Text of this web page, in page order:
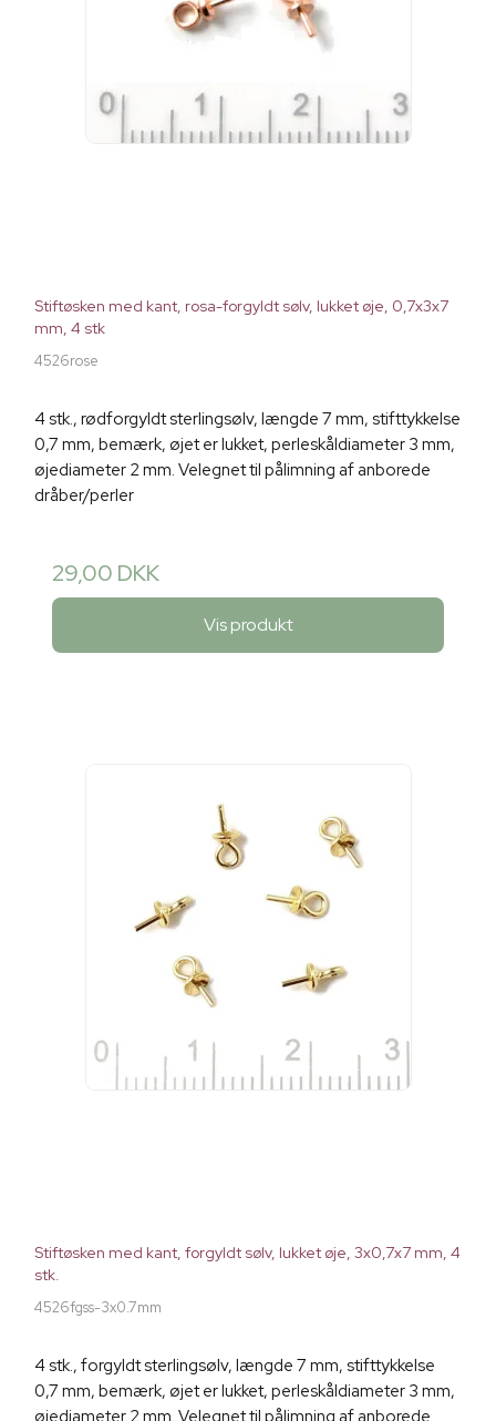
Stiftøsken med kant, rosa-forgyldt sølv, lukket øje, 0,7x3x7
mm, 4 stk
4526rose
4 stk., rødforgyldt sterlingsølv, længde 7 mm, stifttykkelse
0,7 mm, bemærk, øjet er lukket, perleskåldiameter 3 mm,
øjediameter 2 mm. Velegnet til pålimning af anborede
dråber/perler
29,00 DKK
Vis produkt
Stiftøsken med kant, forgyldt sølv, lukket øje, 3x0,7x7 mm, 4
stk.
4526fgss-3x0.7mm
4 stk., forgyldt sterlingsølv, længde 7 mm, stifttykkelse
0,7 mm, bemærk, øjet er lukket, perleskåldiameter 3 mm,